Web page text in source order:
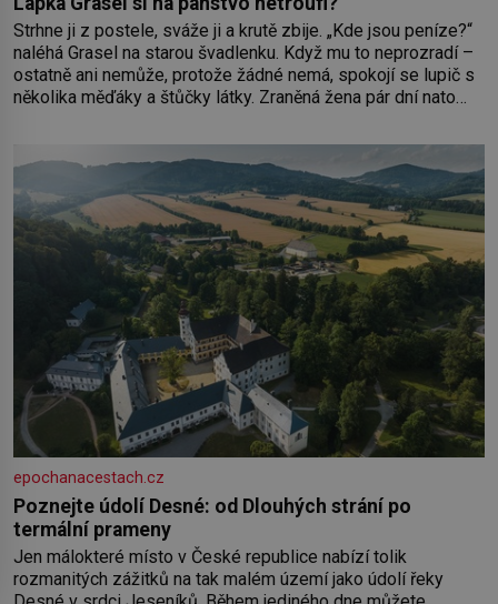
Strhne ji z postele, sváže ji a krutě zbije. „Kde jsou peníze?“
naléhá Grasel na starou švadlenku. Když mu to neprozradí –
ostatně ani nemůže, protože žádné nemá, spokojí se lupič s
několika měďáky a štůčky látky. Zraněná žena pár dní nato
dlouho po jeho smrti
epochanacestach.cz
Poznejte údolí Desné: od Dlouhých strání po
termální prameny
Jen málokteré místo v České republice nabízí tolik
rozmanitých zážitků na tak malém území jako údolí řeky